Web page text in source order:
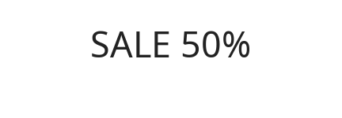
SALE 50%